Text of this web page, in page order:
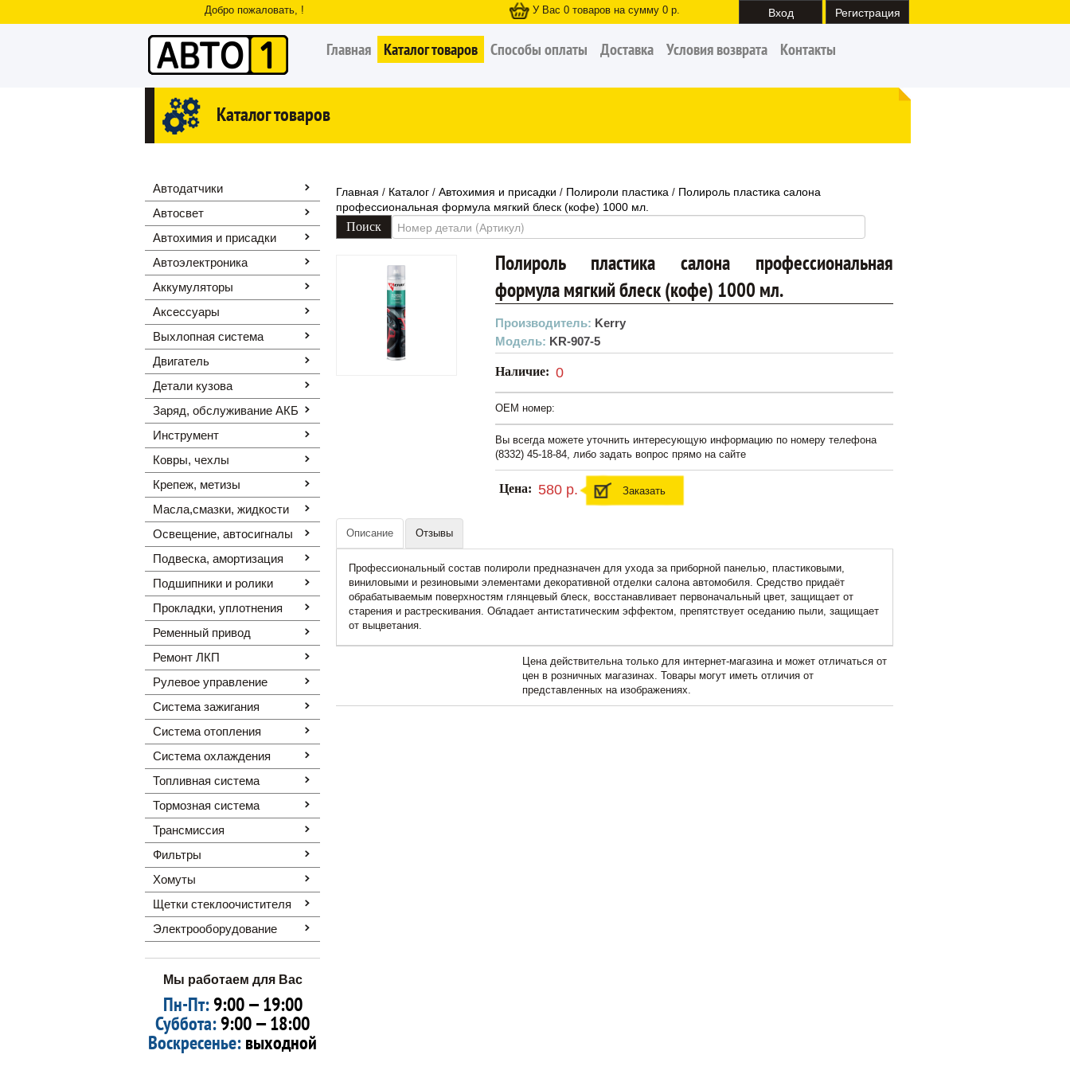
Добро пожаловать, ! У Вас 0 товаров на сумму 0 р. Вход Регистрация
Главная Каталог товаров Способы оплаты Доставка Условия возврата Контакты
Каталог товаров
Автодатчики
Автосвет
Автохимия и присадки
Автоэлектроника
Аккумуляторы
Аксессуары
Выхлопная система
Двигатель
Детали кузова
Заряд, обслуживание АКБ
Инструмент
Ковры, чехлы
Крепеж, метизы
Масла,смазки, жидкости
Освещение, автоcигналы
Подвеска, амортизация
Подшипники и ролики
Прокладки, уплотнения
Ременный привод
Ремонт ЛКП
Рулевое управление
Система зажигания
Система отопления
Система охлаждения
Топливная система
Тормозная система
Трансмиссия
Фильтры
Хомуты
Щетки стеклоочистителя
Электрооборудование
Мы работаем для Вас
Пн-Пт:9:00 — 19:00
Суббота:9:00 — 18:00
Воскресенье:выходной
Главная / Каталог / Автохимия и присадки / Полироли пластика / Полироль пластика салона
профессиональная формула мягкий блеск (кофе) 1000 мл.
Полироль пластика салона профессиональная
формула мягкий блеск (кофе) 1000 мл.
Производитель: Kerry
Модель: KR-907-5
Наличие: 0
OEM номер:
Вы всегда можете уточнить интересующую информацию по номеру телефона
(8332) 45-18-84, либо задать вопрос прямо на сайте
Цена: 580 р. Заказать
Описание Отзывы
Профессиональный состав полироли предназначен для ухода за приборной панелью, пластиковыми,
виниловыми и резиновыми элементами декоративной отделки салона автомобиля. Средство придаёт
обрабатываемым поверхностям глянцевый блеск, восстанавливает первоначальный цвет, защищает от
старения и растрескивания. Обладает антистатическим эффектом, препятствует оседанию пыли, защищает
от выцветания.
Цена действительна только для интернет-магазина и может отличаться от
цен в розничных магазинах. Товары могут иметь отличия от
представленных на изображениях.